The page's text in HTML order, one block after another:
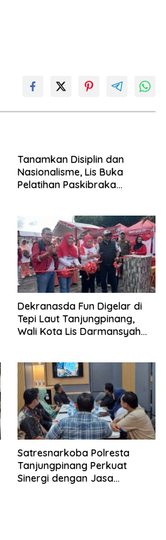
Tanamkan Disiplin dan
Nasionalisme, Lis Buka
Pelatihan Paskibraka
Dekranasda Fun Digelar di
Tepi Laut Tanjungpinang,
Wali Kota Lis Darmansyah
Satresnarkoba Polresta
Tanjungpinang Perkuat
Sinergi dengan Jasa